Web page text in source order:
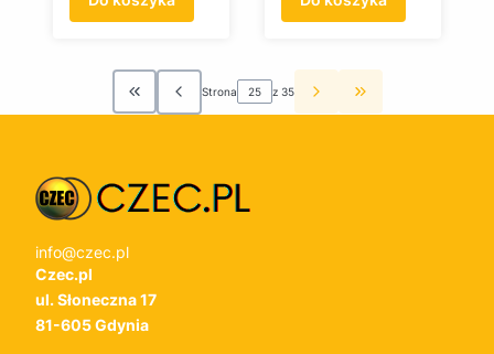
Wróć do pierwszej strony z produktami
Strona z 35 Przejdź do
info@czec.pl
Czec.pl
ul. Słoneczna 17
81-605 Gdynia